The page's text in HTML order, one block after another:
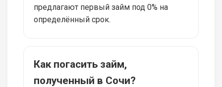
предлагают первый займ под 0% на
определённый срок.
Как погасить займ,
полученный в Сочи?